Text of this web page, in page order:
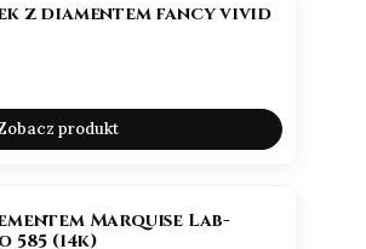
z diamentem fancy vivid
produkt
Marquise Lab-
585 (14k)